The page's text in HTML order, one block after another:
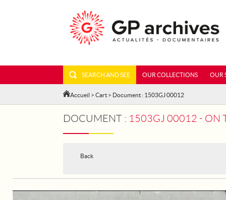
SEARCH AND SEE OUR COLLECTIONS OUR
Accueil > Cart > Document : 1503GJ 00012
DOCUMENT : 1503GJ 00012 - ON THE
Back